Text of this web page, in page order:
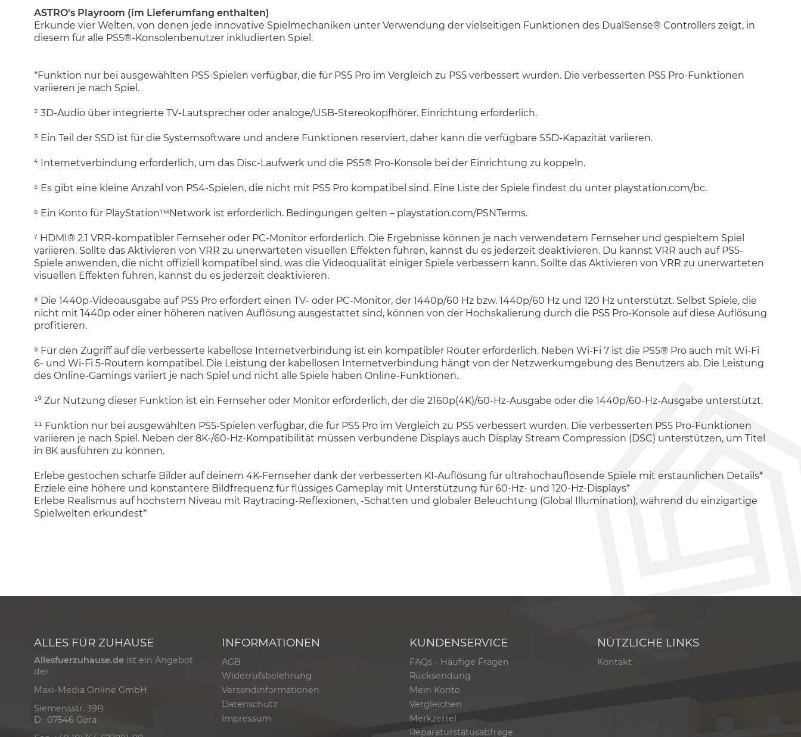
ASTRO's Playroom (im Lieferumfang enthalten)
Erkunde vier Welten, von denen jede innovative Spielmechaniken unter Verwendung der vielseitigen Funktionen des DualSense® Controllers zeigt, in
diesem für alle PS5®-Konsolenbenutzer inkludierten Spiel.
*Funktion nur bei ausgewählten PS5-Spielen verfügbar, die für PS5 Pro im Vergleich zu PS5 verbessert wurden. Die verbesserten PS5 Pro-Funktionen
variieren je nach Spiel.
² 3D-Audio über integrierte TV-Lautsprecher oder analoge/USB-Stereokopfhörer. Einrichtung erforderlich.
³ Ein Teil der SSD ist für die Systemsoftware und andere Funktionen reserviert, daher kann die verfügbare SSD-Kapazität variieren.
⁴ Internetverbindung erforderlich, um das Disc-Laufwerk und die PS5® Pro-Konsole bei der Einrichtung zu koppeln.
⁵ Es gibt eine kleine Anzahl von PS4-Spielen, die nicht mit PS5 Pro kompatibel sind. Eine Liste der Spiele findest du unter playstation.com/bc.
⁶ Ein Konto für PlayStation™Network ist erforderlich. Bedingungen gelten – playstation.com/PSNTerms.
⁷ HDMI® 2.1 VRR-kompatibler Fernseher oder PC-Monitor erforderlich. Die Ergebnisse können je nach verwendetem Fernseher und gespieltem Spiel
variieren. Sollte das Aktivieren von VRR zu unerwarteten visuellen Effekten führen, kannst du es jederzeit deaktivieren. Du kannst VRR auch auf PS5-
Spiele anwenden, die nicht offiziell kompatibel sind, was die Videoqualität einiger Spiele verbessern kann. Sollte das Aktivieren von VRR zu unerwarteten
visuellen Effekten führen, kannst du es jederzeit deaktivieren.
⁸ Die 1440p-Videoausgabe auf PS5 Pro erfordert einen TV- oder PC-Monitor, der 1440p/60 Hz bzw. 1440p/60 Hz und 120 Hz unterstützt. Selbst Spiele, die
nicht mit 1440p oder einer höheren nativen Auflösung ausgestattet sind, können von der Hochskalierung durch die PS5 Pro-Konsole auf diese Auflösung
profitieren.
⁹ Für den Zugriff auf die verbesserte kabellose Internetverbindung ist ein kompatibler Router erforderlich. Neben Wi-Fi 7 ist die PS5® Pro auch mit Wi-Fi
6- und Wi-Fi 5-Routern kompatibel. Die Leistung der kabellosen Internetverbindung hängt von der Netzwerkumgebung des Benutzers ab. Die Leistung
des Online-Gamings variiert je nach Spiel und nicht alle Spiele haben Online-Funktionen.
¹⁰ Zur Nutzung dieser Funktion ist ein Fernseher oder Monitor erforderlich, der die 2160p(4K)/60-Hz-Ausgabe oder die 1440p/60-Hz-Ausgabe unterstützt.
¹¹ Funktion nur bei ausgewählten PS5-Spielen verfügbar, die für PS5 Pro im Vergleich zu PS5 verbessert wurden. Die verbesserten PS5 Pro-Funktionen
variieren je nach Spiel. Neben der 8K-/60-Hz-Kompatibilität müssen verbundene Displays auch Display Stream Compression (DSC) unterstützen, um Titel
in 8K ausführen zu können.
Erlebe gestochen scharfe Bilder auf deinem 4K-Fernseher dank der verbesserten KI-Auflösung für ultrahochauflösende Spiele mit erstaunlichen Details*
Erziele eine höhere und konstantere Bildfrequenz für flüssiges Gameplay mit Unterstützung für 60-Hz- und 120-Hz-Displays*
Erlebe Realismus auf höchstem Niveau mit Raytracing-Reflexionen, -Schatten und globaler Beleuchtung (Global Illumination), während du einzigartige
Spielwelten erkundest*
ALLES FÜR ZUHAUSE
Allesfuerzuhause.de ist ein Angebot
der
Maxi-Media Online GmbH
Siemensstr. 39B
D - 07546 Gera
INFORMATIONEN
AGB
Widerrufsbelehrung
Versandinformationen
Datenschutz
Impressum
KUNDENSERVICE
FAQs - Häufige Fragen
Rücksendung
Mein Konto
Vergleichen
Merkzettel
Reparaturstatusabfrage
NÜTZLICHE LINKS
Kontakt